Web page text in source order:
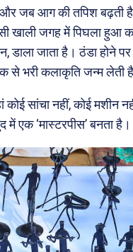
और जब आग की तपिश बढ़ती
खाली जगह में पिघला हुआ
जाता है। ठंडा होने
से भरी कलाकृति जन्म लेती
कोई सांचा नहीं, कोई मशीन
एक ‘मास्टरपीस’ बनता है।